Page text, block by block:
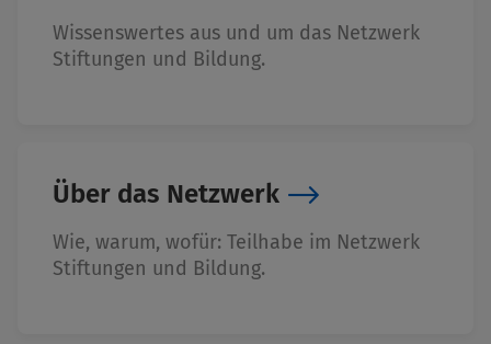
Wissenswertes aus und um das Netzwerk
Stiftungen und Bildung.
Über das Netzwerk
Wie, warum, wofür: Teilhabe im Netzwerk
Stiftungen und Bildung.